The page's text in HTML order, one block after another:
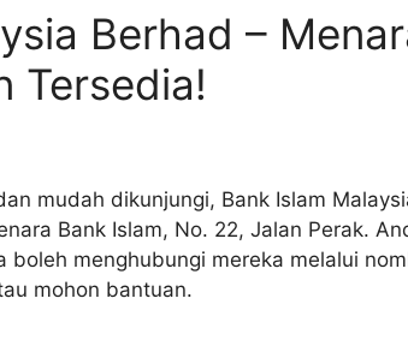
Berhad –
Tersedia!
mudah dikunjungi, Bank Islam
Bank Islam, No. 22, Jalan Perak.
boleh menghubungi mereka melalui
mohon bantuan.